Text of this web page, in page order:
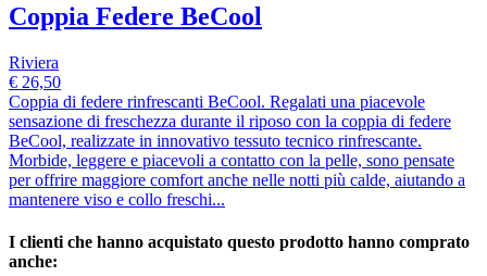
Coppia Federe BeCool
Riviera
€ 26,50
Coppia di federe rinfrescanti BeCool. Regalati una piacevole
sensazione di freschezza durante il riposo con la coppia di federe
BeCool, realizzate in innovativo tessuto tecnico rinfrescante.
Morbide, leggere e piacevoli a contatto con la pelle, sono pensate
per offrire maggiore comfort anche nelle notti più calde, aiutando a
mantenere viso e collo freschi...
I clienti che hanno acquistato questo prodotto hanno comprato
anche: